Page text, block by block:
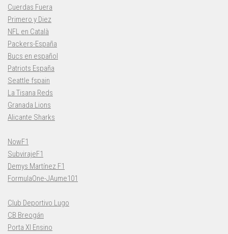
Cuerdas Fuera
Primero y Diez
NFL en Català
Packers-España
Bucs en español
Patriots España
Seattle fspain
La Tisana Reds
Granada Lions
Alicante Sharks
NowF1
SubvirajeF1
Demys Martínez F1
FormulaOne-JAume101
Club Deportivo Lugo
CB Breogán
Porta XI Ensino